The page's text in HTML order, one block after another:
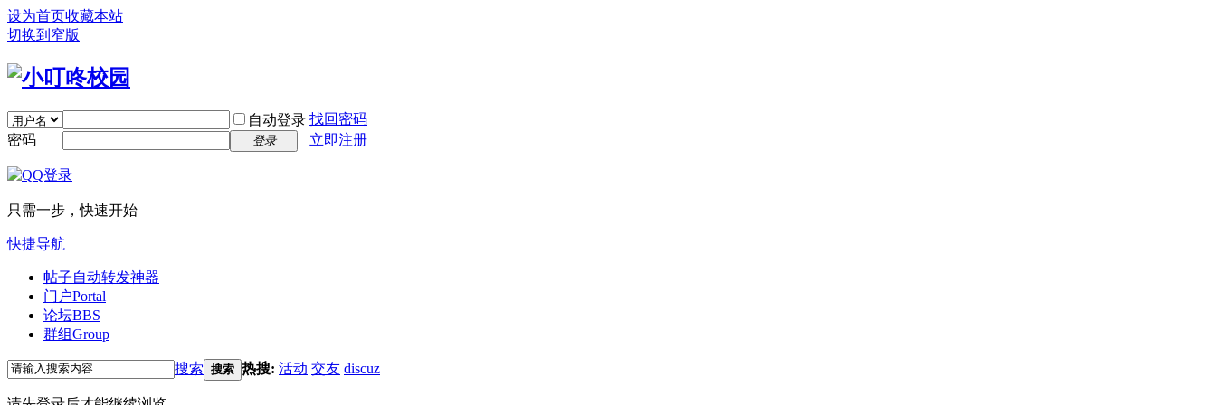
设为首页收藏本站
切换到窄版
自动登录 找回密码
密码
登录 立即注册
只需一步，快速开始
快捷导航
帖子自动转发神器
门户Portal
论坛BBS
群组Group
搜索 搜索 热搜: 活动 交友 discuz